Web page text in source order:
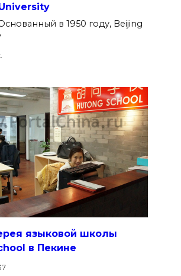
в 1950 году, Beijing
языковой школы
в Пекине